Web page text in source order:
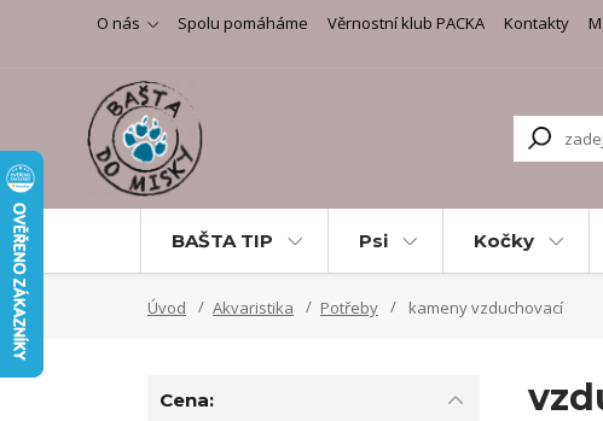
O nás Spolu pomáháme Věrnostní klub PACKA Kontakty
BAŠTA TIP Psi Kočky
Úvod Akvaristika Potřeby kameny vzduchovací
Cena: